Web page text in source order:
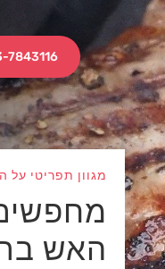
7843116
מגוון תפריטי על האש
האש